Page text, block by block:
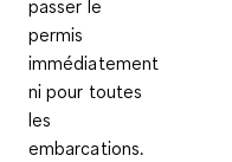
passer le
permis
immédiatement
ni pour toutes
les
embarcations.